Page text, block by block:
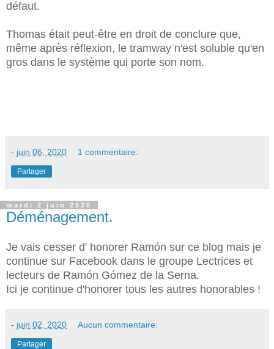
défaut.
Thomas était peut-être en droit de conclure que,
même après réflexion, le tramway n'est soluble qu'en
gros dans le système qui porte son nom.
- juin 06, 2020 1 commentaire:
Partager
mardi 2 juin 2020
Déménagement.
Je vais cesser d' honorer Ramón sur ce blog mais je
continue sur Facebook dans le groupe Lectrices et
lecteurs de Ramón Gómez de la Serna.
Ici je continue d'honorer tous les autres honorables !
- juin 02, 2020 Aucun commentaire:
Partager